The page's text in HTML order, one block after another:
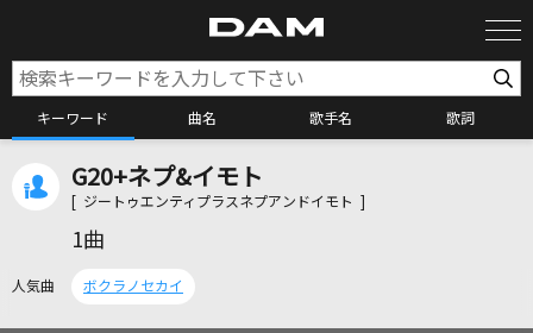
キーワード 曲名 歌手名 歌詞
カラオケ検索
G20+ネプ&イモト
[ ジートゥエンティプラスネプアンドイモト ]
1曲
人気曲 ボクラノセカイ